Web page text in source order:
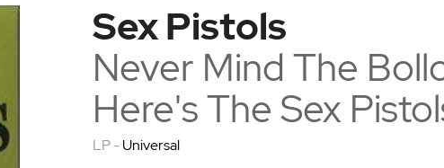
Sex Pistols
Never Mind The
Here's The Sex
LP -Universal